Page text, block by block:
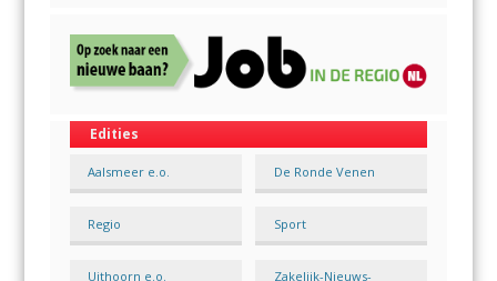
Edities
Aalsmeer e.o. De Ronde Venen
Regio Sport
Uithoorn e.o.
Zakelijk-Nieuws-